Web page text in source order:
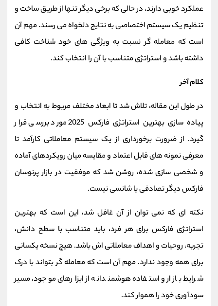
عملکرد خوبی دارند، در حالی‌ که برخی دیگر تنها از طریق ساخت و
تنظیم یک سیستم اختصاصی به نتایج دلخواه می‌ رسند. مهم آن
است که معامله‌ گر نسبت به ویژگی‌ های خود شناخت کافی
داشته باشد و استراتژی متناسب با آن را انتخاب کند.
کلام آخر
در طول این مقاله، تلاش شد تا ابعاد مختلف مربوط به انتخاب و
پیاده‌ سازی بهترین استراتژی فارکس 2025 مورد بررسی قرار
گیرد. از ضرورت برخورداری از یک سیستم معاملاتی کارآمد تا
معرفی نمونه‌ های قابل‌ اعتماد و مقایسه میان رویکردهای آماده
و شخصی‌ سازی‌ شده، روشن شد که موفقیت در بازار پرنوسان
فارکس دیگر تصادفی یا شانسی نیست.
نکته‌ ای که نمی‌ توان از آن غافل شد، این است که بهترین
استراتژی فارکس برای هر فرد، باید متناسب با سطح دانش،
تجربه، روحیات و اهداف معاملاتی‌ اش باشد. هیچ نسخه یکسانی
برای همه وجود ندارد. مهم آن است که معامله‌ گر بتواند با درک
شرایط بازار و استفاده هوشمندانه از ابزارهای موجود، مسیر
سودآوری خود را هموار کند.